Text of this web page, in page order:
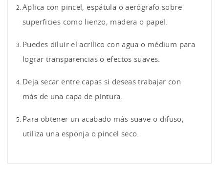
Aplica con pincel, espátula o aerógrafo sobre
superficies como lienzo, madera o papel.
Puedes diluir el acrílico con agua o médium para
lograr transparencias o efectos suaves.
Deja secar entre capas si deseas trabajar con
más de una capa de pintura.
Para obtener un acabado más suave o difuso,
utiliza una esponja o pincel seco.